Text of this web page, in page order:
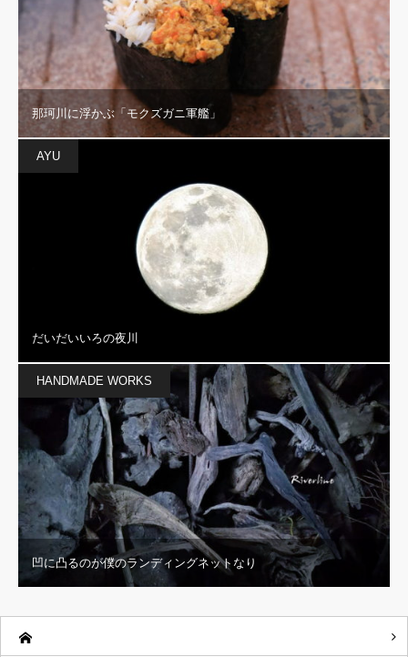
那珂川に浮かぶ「モクズガニ軍艦」
AYU
だいだいいろの夜川
HANDMADE WORKS
凹に凸るのが僕のランディングネットなり